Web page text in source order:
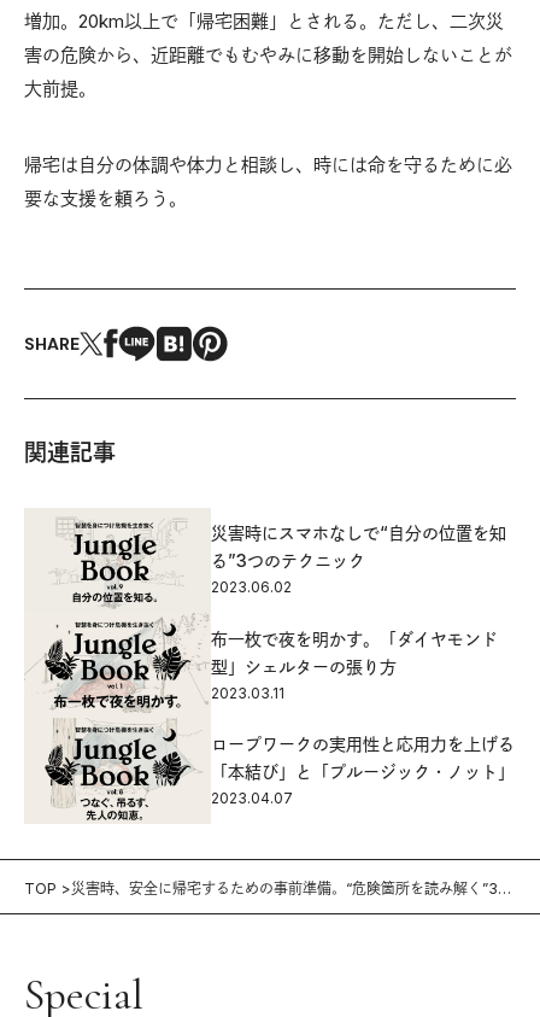
増加。20km以上で「帰宅困難」とされる。ただし、二次災
害の危険から、近距離でもむやみに移動を開始しないことが
大前提。
帰宅は自分の体調や体力と相談し、時には命を守るために必
要な支援を頼ろう。
SHARE
関連記事
災害時にスマホなしで“自分の位置を知
る”3つのテクニック
2023.06.02
布一枚で夜を明かす。「ダイヤモンド
型」シェルターの張り方
2023.03.11
ロープワークの実用性と応用力を上げる
「本結び」と「プルージック・ノット」
2023.04.07
TOP
災害時、安全に帰宅するための事前準備。“危険箇所を読み解く”3つ
Special